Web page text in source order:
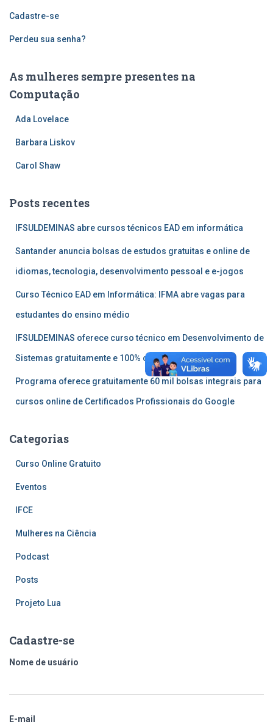
Cadastre-se
Perdeu sua senha?
As mulheres sempre presentes na
Computação
Ada Lovelace
Barbara Liskov
Carol Shaw
Posts recentes
IFSULDEMINAS abre cursos técnicos EAD em informática
Santander anuncia bolsas de estudos gratuitas e online de
idiomas, tecnologia, desenvolvimento pessoal e e-jogos
Curso Técnico EAD em Informática: IFMA abre vagas para
estudantes do ensino médio
IFSULDEMINAS oferece curso técnico em Desenvolvimento de
Sistemas gratuitamente e 100% online
Programa oferece gratuitamente 60 mil bolsas integrais para
cursos online de Certificados Profissionais do Google
Categorias
Curso Online Gratuito
Eventos
IFCE
Mulheres na Ciência
Podcast
Posts
Projeto Lua
Cadastre-se
Nome de usuário
E-mail